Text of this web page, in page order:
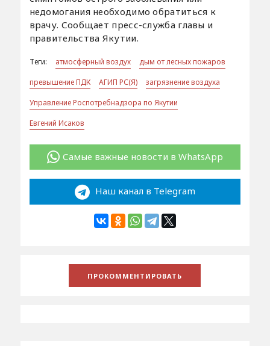
недомогания необходимо обратиться к
врачу. Сообщает пресс-служба главы и
правительства Якутии.
Теги: атмосферный воздух
дым от лесных пожаров
превышение ПДК
АГИП РС(Я)
загрязнение воздуха
Управление Роспотребнадзора по Якутии
Евгений Исаков
Самые важные новости в WhatsApp
Наш канал в Telegram